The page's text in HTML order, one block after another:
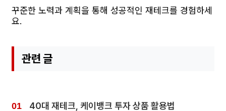
꾸준한 노력과 계획을 통해 성공적인 재테크를 경험하세
요.
관련 글
40대 재테크, 케이뱅크 투자 상품 활용법